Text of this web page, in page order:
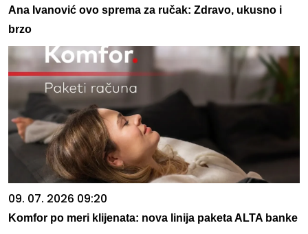
Ana Ivanović ovo sprema za ručak: Zdravo, ukusno i
brzo
09. 07. 2026 09:20
Komfor po meri klijenata: nova linija paketa ALTA banke